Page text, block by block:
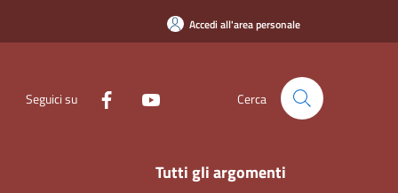
Accedi all'area personale
Seguici su Cerca
Tutti gli argomenti